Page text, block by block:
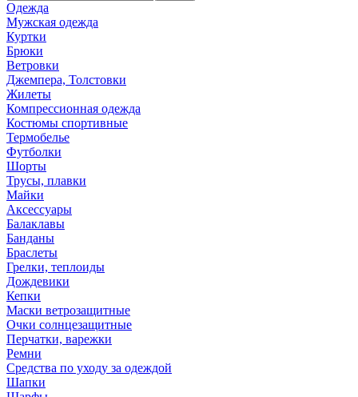
Одежда
Мужская одежда
Куртки
Брюки
Ветровки
Джемпера, Толстовки
Жилеты
Компрессионная одежда
Костюмы спортивные
Термобелье
Футболки
Шорты
Трусы, плавки
Майки
Аксессуары
Балаклавы
Банданы
Браслеты
Грелки, теплоиды
Дождевики
Кепки
Маски ветрозащитные
Очки солнцезащитные
Перчатки, варежки
Ремни
Средства по уходу за одеждой
Шапки